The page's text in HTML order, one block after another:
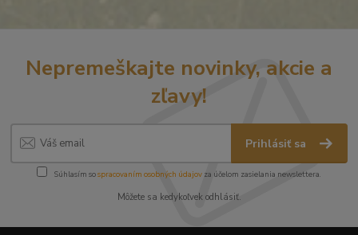
Nepremeškajte novinky, akcie a
zľavy!
Prihlásiť sa
Súhlasím sospracovaním osobných údajov za účelom zasielania newslettera.
Môžete sa kedykoľvek odhlásiť.